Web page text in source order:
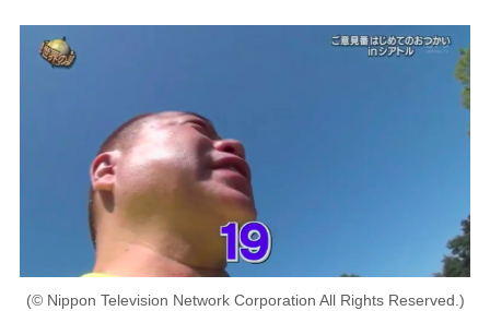
(© Nippon Television Network Corporation All Rights Reserved.)